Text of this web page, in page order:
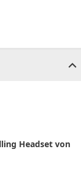
Headset von